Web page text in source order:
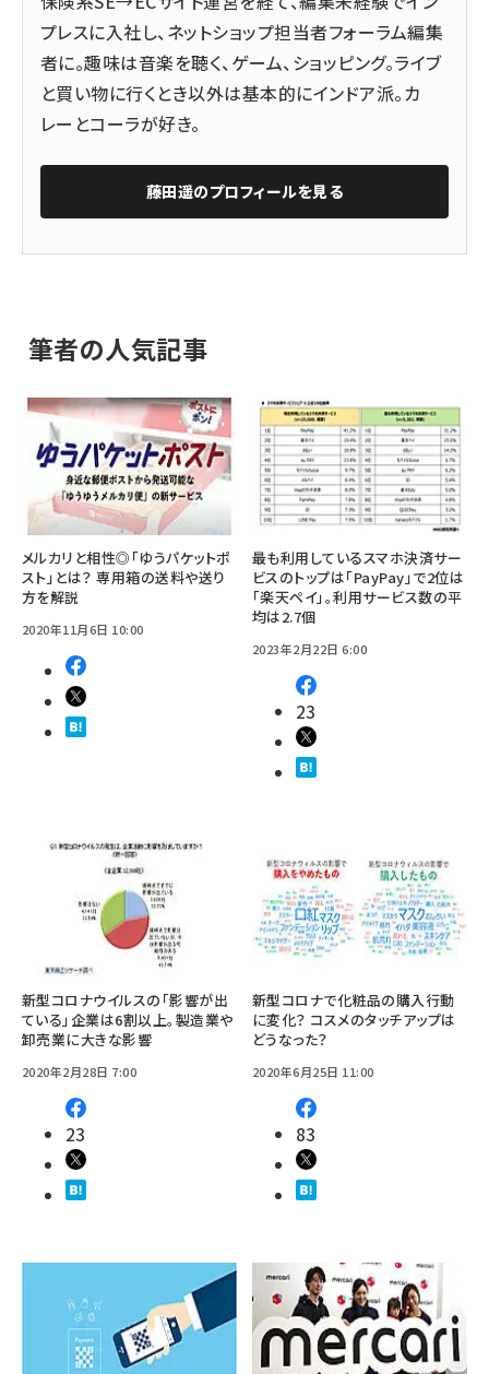
プレスに入社し、ネットショップ担当者フォーラム編集
者に。趣味は音楽を聴く、ゲーム、ショッピング。ライブ
と買い物に行くとき以外は基本的にインドア派。カ
レーとコーラが好き。
藤田遥のプロフィールを見る
筆者の人気記事
メルカリと相性◎「ゆうパケットポ
スト」とは？ 専用箱の送料や送り
方を解説
2020年11月6日 10:00
最も利用しているスマホ決済サー
ビスのトップは「PayPay」で2位は
「楽天ペイ」。利用サービス数の平
均は2.7個
2023年2月22日 6:00
23
新型コロナウイルスの「影響が出
ている」企業は6割以上。製造業や
卸売業に大きな影響
2020年2月28日 7:00
23
新型コロナで化粧品の購入行動
に変化？ コスメのタッチアップは
どうなった？
2020年6月25日 11:00
83